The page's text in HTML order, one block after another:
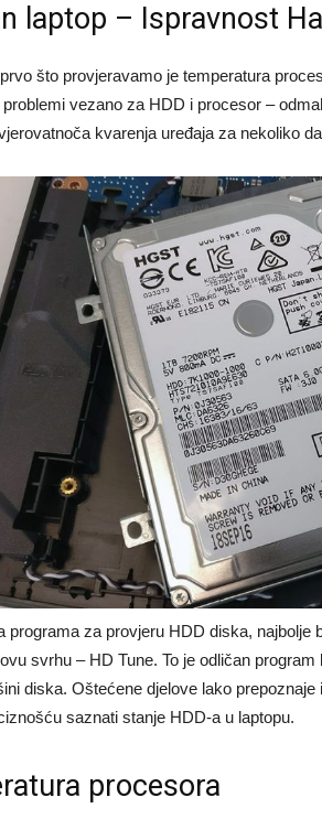
laptop – Ispravnost
što provjeravamo je temperatura
vezano za HDD i procesor –
kvarenja uređaja za nekoliko
programa za provjeru HDD diska, najbolje
svrhu – HD Tune. To je odličan
diska. Oštećene djelove lako
saznati stanje HDD-a u laptopu.
procesora